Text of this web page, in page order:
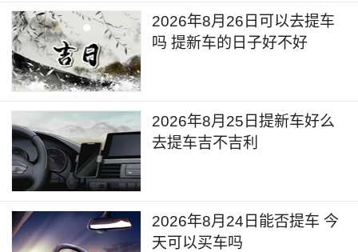
2026年8月26日可以去提车
吗 提新车的日子好不好
2026年8月25日提新车好么
去提车吉不吉利
2026年8月24日能否提车 今
天可以买车吗